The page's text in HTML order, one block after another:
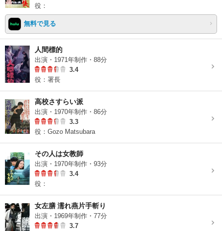
役：
無料で見る
人間標的
出演・1971年制作・88分
3.4
役：署長
高校さすらい派
出演・1970年制作・86分
3.3
役：Gozo Matsubara
その人は女教師
出演・1970年制作・93分
3.4
役：
女左膳 濡れ燕片手斬り
出演・1969年制作・77分
3.7